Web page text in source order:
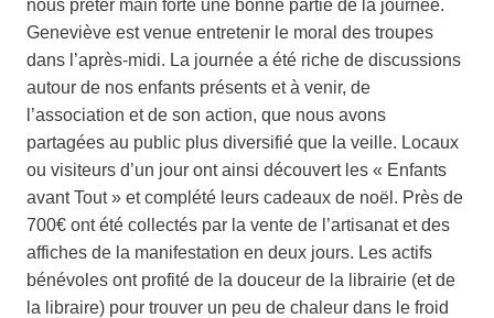
nous prêter main forte une bonne partie de la journée.
Geneviève est venue entretenir le moral des troupes
dans l’après-midi. La journée a été riche de discussions
autour de nos enfants présents et à venir, de
l’association et de son action, que nous avons
partagées au public plus diversifié que la veille. Locaux
ou visiteurs d’un jour ont ainsi découvert les « Enfants
avant Tout » et complété leurs cadeaux de noël. Près de
700€ ont été collectés par la vente de l’artisanat et des
affiches de la manifestation en deux jours. Les actifs
bénévoles ont profité de la douceur de la librairie (et de
la libraire) pour trouver un peu de chaleur dans le froid